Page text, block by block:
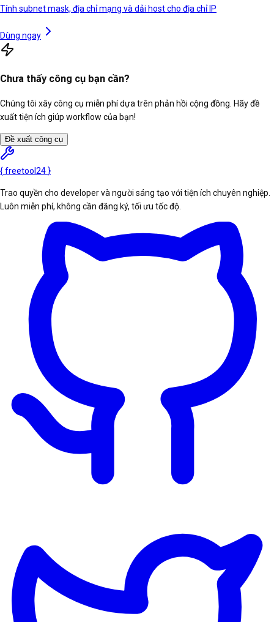
Tính subnet mask, địa chỉ mạng và dải host cho địa chỉ IP
Dùng ngay
Chưa thấy công cụ bạn cần?
Chúng tôi xây công cụ miễn phí dựa trên phản hồi cộng đồng. Hãy đề
xuất tiện ích giúp workflow của bạn!
Đề xuất công cụ
{freetool 24 }
Trao quyền cho developer và người sáng tạo với tiện ích chuyên nghiệp.
Luôn miễn phí, không cần đăng ký, tối ưu tốc độ.